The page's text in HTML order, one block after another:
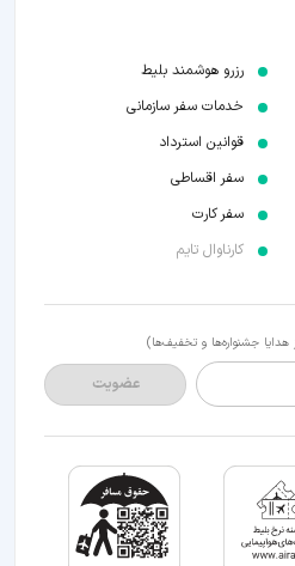
رزرو هوشمند بلیط
خدمات سفر سازمانی
قوانین استرداد
سفر اقساطی
سفر کارت
کارناوال تایم
هدایا جشنواره‌ها و تخفیف‌ها)
عضویت